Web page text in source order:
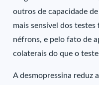
outros de capacidade
mais sensível dos
néfrons, e pelo fato de
colaterais do que o
A desmopressina reduz